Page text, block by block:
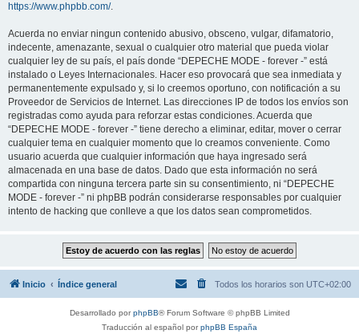
https://www.phpbb.com/.
Acuerda no enviar ningun contenido abusivo, obsceno, vulgar, difamatorio,
indecente, amenazante, sexual o cualquier otro material que pueda violar
cualquier ley de su país, el país donde “DEPECHE MODE - forever -” está
instalado o Leyes Internacionales. Hacer eso provocará que sea inmediata y
permanentemente expulsado y, si lo creemos oportuno, con notificación a su
Proveedor de Servicios de Internet. Las direcciones IP de todos los envíos son
registradas como ayuda para reforzar estas condiciones. Acuerda que
“DEPECHE MODE - forever -” tiene derecho a eliminar, editar, mover o cerrar
cualquier tema en cualquier momento que lo creamos conveniente. Como
usuario acuerda que cualquier información que haya ingresado será
almacenada en una base de datos. Dado que esta información no será
compartida con ninguna tercera parte sin su consentimiento, ni “DEPECHE
MODE - forever -” ni phpBB podrán considerarse responsables por cualquier
intento de hacking que conlleve a que los datos sean comprometidos.
Inicio Índice general Todos los horarios son UTC+02:00
Desarrollado porphpBB® Forum Software © phpBB Limited
Traducción al español porphpBB España